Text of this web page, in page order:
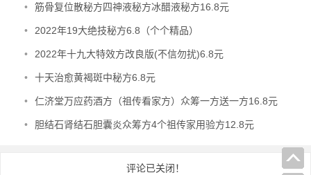
• 筋骨复位散秘方四神液秘方冰醋液秘方16.8元
• 2022年19大绝技秘方6.8（个个精品）
• 2022年十九大特效方改良版(不信勿扰)6.8元
• 十天治愈黄褐斑中秘方6.8元
• 仁济堂万应药酒方（祖传看家方）众筹一方送一方16.8元
• 胆结石肾结石胆囊炎众筹方4个祖传家用验方12.8元
评论已关闭！